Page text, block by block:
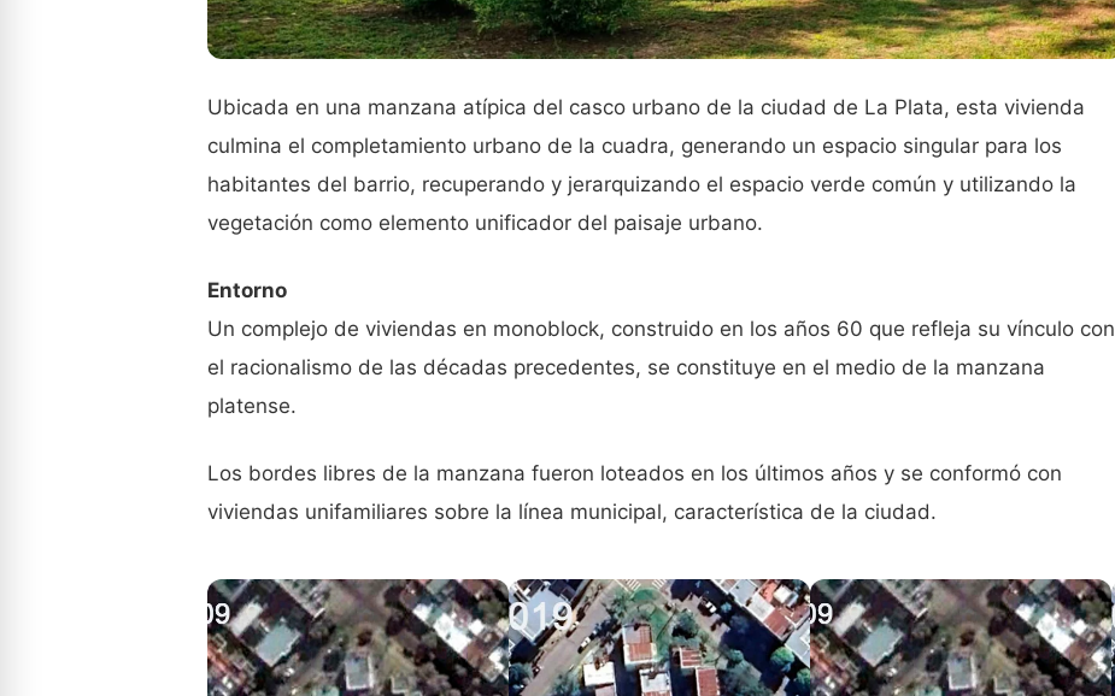
Ubicada en una manzana atípica del casco urbano de la ciudad de La Plata, esta vivienda
culmina el completamiento urbano de la cuadra, generando un espacio singular para los
habitantes del barrio, recuperando y jerarquizando el espacio verde común y utilizando la
vegetación como elemento unificador del paisaje urbano.
Entorno
Un complejo de viviendas en monoblock, construido en los años 60 que refleja su vínculo con
el racionalismo de las décadas precedentes, se constituye en el medio de la manzana
platense.
Los bordes libres de la manzana fueron loteados en los últimos años y se conformó con
viviendas unifamiliares sobre la línea municipal, característica de la ciudad.